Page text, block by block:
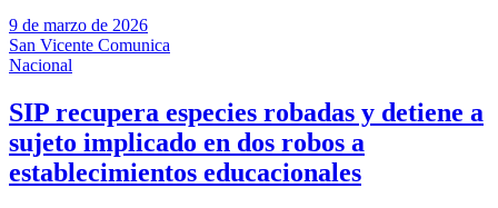
9 de marzo de 2026
San Vicente Comunica
Nacional
SIP recupera especies robadas y detiene a
sujeto implicado en dos robos a
establecimientos educacionales